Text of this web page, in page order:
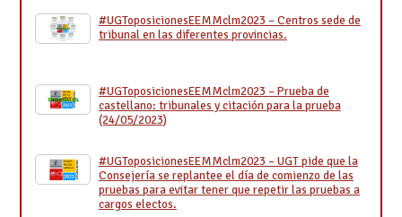
#UGToposicionesEEMMclm2023 – Centros sede de
tribunal en las diferentes provincias.
#UGToposicionesEEMMclm2023 – Prueba de
castellano: tribunales y citación para la prueba
(24/05/2023)
#UGToposicionesEEMMclm2023 – UGT pide que la
Consejería se replantee el día de comienzo de las
pruebas para evitar tener que repetir las pruebas a
cargos electos.